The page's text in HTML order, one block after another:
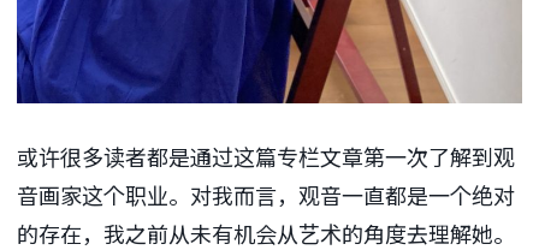
或许很多读者都是通过这篇专栏文章第一次了解到观
音画家这个职业。对我而言，观音一直都是一个绝对
的存在，我之前从未有机会从艺术的角度去理解她。